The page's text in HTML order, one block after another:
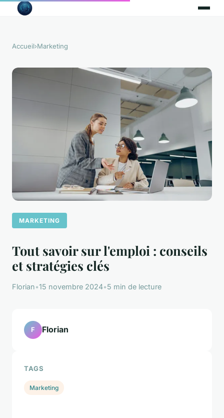
Accueil›Marketing
MARKETING
Tout savoir sur l'emploi : conseils
et stratégies clés
Florian•15 novembre 2024•5 min de lecture
F Florian
TAGS
Marketing